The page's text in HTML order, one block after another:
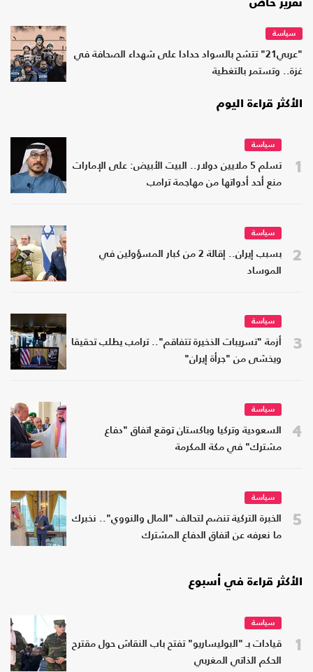
تقرير خاص
سياسة
"عربي21" تتشح بالسواد حدادا على شهداء الصحافة في
غزة.. وتستمر بالتغطية
الأكثر قراءة اليوم
1
سياسة
تسلم 5 ملايين دولار.. البيت الأبيض: على الإمارات
منع أحد أدواتها من مهاجمة ترامب
2
سياسة
بسبب إيران.. إقالة 2 من كبار المسؤولين في
الموساد
3
سياسة
أزمة "تسريبات الذخيرة تتفاقم".. ترامب يطلب تحقيقا
ويخشى من "جرأة إيران"
4
سياسة
السعودية وتركيا وباكستان توقع اتفاق "دفاع
مشترك" في مكة المكرمة
5
سياسة
الخبرة التركية تنضم لتحالف "المال والنووي".. نخبرك
ما نعرفه عن اتفاق الدفاع المشترك
الأكثر قراءة في أسبوع
1
سياسة
قيادات بـ "البوليساريو" تفتح باب النقاش حول مقترح
الحكم الذاتي المغربي